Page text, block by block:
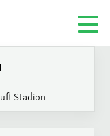
Stadion